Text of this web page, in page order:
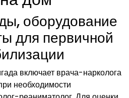
оборудование
для первичной
включает врача-нарколога
необходимости